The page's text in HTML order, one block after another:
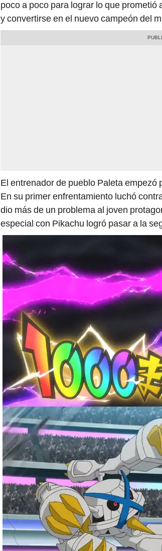
poco a poco para lograr lo que
y convertirse en el nuevo campeón del
El entrenador de pueblo Paleta
En su primer enfrentamiento luchó
dio más de un problema al joven
especial con Pikachu logró pasar a la